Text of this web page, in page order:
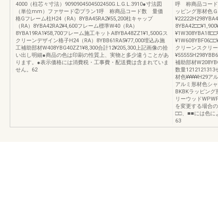
4000（柱芯々寸法）9090904504502450G.L.G.L.3910●寸法図
（単位mm）ファサード②プラン1呼 称商品コード数 量価
格Gフレーム柱H24（RA）8YBA45RA2¥55,200柱キャップ
（RA）8YBA42RA2¥4,600フレーム標準W40（RA）
8YBA19RA1¥58,700フレーム施工キットA8YBA48ZZ1¥1,500Gス
クリーンデザイン格子H24（RA）8YBB61RA5¥77,000埋込み施
工補助部材W408YBG40ZZ1¥8,300合計12¥205,300上記画像の拾
い出し明細●商品の色は印刷の性質上、実物と多少違うことがあ
ります。●表示価格には消費税・工事費・配送費は含まれていま
せん。62
呼 称商品コード
ッピング形材色
クリーンスクリ
補助部材
数量1212121313
材色¥¥¥¥¥H29ア
アルミ形材色シ
BKBKラッピング
リーウッド
を変更する場合
□□、■■には色に
63